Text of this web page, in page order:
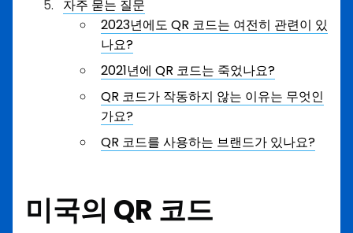
자주 묻는 질문
2023년에도 QR 코드는 여전히 관련이 있
나요?
2021년에 QR 코드는 죽었나요?
QR 코드가 작동하지 않는 이유는 무엇인
가요?
QR 코드를 사용하는 브랜드가 있나요?
미국의 QR 코드